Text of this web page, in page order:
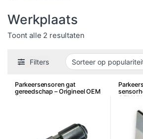
Werkplaats
Toont alle 2 resultatenGesorteerd op
Filters
Parkeersensoren gat
gereedschap – Origineel OEM
18mm
OEM